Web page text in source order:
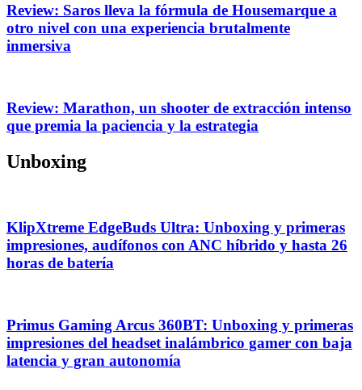
Review: Saros lleva la fórmula de Housemarque a
otro nivel con una experiencia brutalmente
inmersiva
Review: Marathon, un shooter de extracción intenso
que premia la paciencia y la estrategia
Unboxing
KlipXtreme EdgeBuds Ultra: Unboxing y primeras
impresiones, audífonos con ANC híbrido y hasta 26
horas de batería
Primus Gaming Arcus 360BT: Unboxing y primeras
impresiones del headset inalámbrico gamer con baja
latencia y gran autonomía